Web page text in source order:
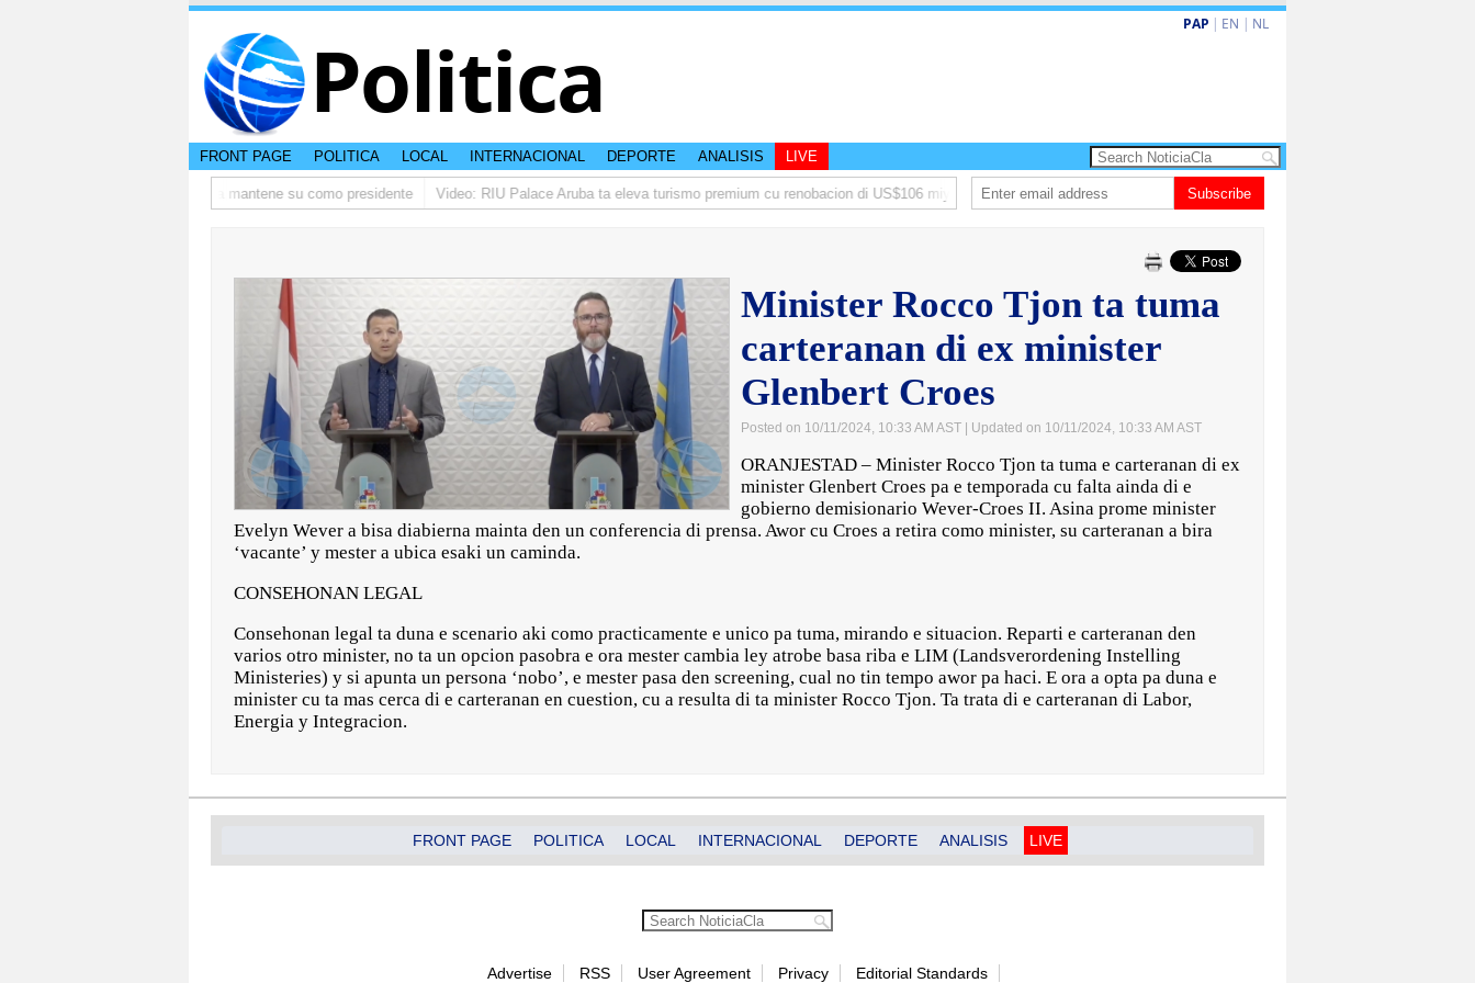
Politica PAP | EN | NL
FRONT PAGE POLITICA LOCAL INTERNACIONAL DEPORTE ANALISIS LIVE
ta pidi disculpa, y FIFA ta mantene su como presidente Video: RIU Palace Aruba ta eleva turismo premium cu renobacion di US$106 miyon Aruba ta enfrenta Sur Korea den duelo di pitcheo
Subscribe
Minister Rocco Tjon ta tuma
carteranan di ex minister
Glenbert Croes
Posted on 10/11/2024, 10:33 AM AST | Updated on 10/11/2024, 10:33 AM AST
ORANJESTAD – Minister Rocco Tjon ta tuma e carteranan di ex
minister Glenbert Croes pa e temporada cu falta ainda di e
gobierno demisionario Wever-Croes II. Asina prome minister
Evelyn Wever a bisa diabierna mainta den un conferencia di prensa. Awor cu Croes a retira como minister, su carteranan a bira
‘vacante’ y mester a ubica esaki un caminda.
CONSEHONAN LEGAL
Consehonan legal ta duna e scenario aki como practicamente e unico pa tuma, mirando e situacion. Reparti e carteranan den
varios otro minister, no ta un opcion pasobra e ora mester cambia ley atrobe basa riba e LIM (Landsverordening Instelling
Ministeries) y si apunta un persona ‘nobo’, e mester pasa den screening, cual no tin tempo awor pa haci. E ora a opta pa duna e
minister cu ta mas cerca di e carteranan en cuestion, cu a resulta di ta minister Rocco Tjon. Ta trata di e carteranan di Labor,
Energia y Integracion.
FRONT PAGE POLITICA LOCAL INTERNACIONAL DEPORTE ANALISIS LIVE
Advertise RSS User Agreement Privacy Editorial Standards